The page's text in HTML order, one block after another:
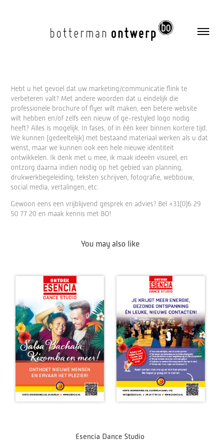
Hebt u het gevoel dat uw marketing/communicatie flink te
verbeteren valt? Met andere woorden dat u eindelijk die
professionele brochure of flyer wilt maken, een betere website
wilt hebben en/of zelfs een nieuw of ge-restyled logo nodig
heeft? Alles is mogelijk. In fases, of in één keer binnen kortere tijd.
We kunnen (gedeeltelijk) met bestaand materiaal werken als u dat
wenst, maar we kunnen ook een hele nieuwe identiteit
ontwikkelen. Ik denk met u mee, ik maak ideeën visueel, en
ontzorg daarna indien nodig op het gebied van planning,
drukwerkbegeleiding, teksten schrijven, fotografie, webbouw,
social media, vertalingen, etc.
Gewoon eens een vrijblijvend gesprek en advies? Bel +31(0)6 29
50 77 20 en maak kennis met BO!
You may also like
Esencia Dance Studio